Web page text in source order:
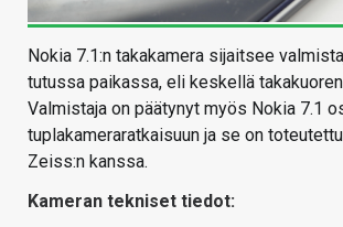
Nokia 7.1:n takakamera sijaitsee
tutussa paikassa, eli keskellä
Valmistaja on päätynyt myös Nokia 7.1
tuplakameraratkaisuun ja se on
Zeiss:n kanssa.
Kameran tekniset tiedot: